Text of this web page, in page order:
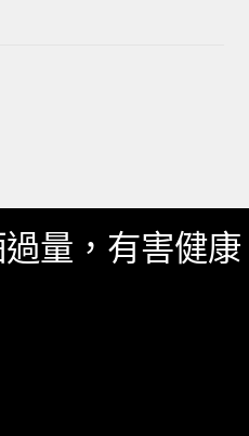
量，有害健康